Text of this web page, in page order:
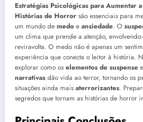
Estratégias Psicológicas para Aumentar
Histórias de Horror são essenciais para
um mundo de medo e ansiedade. O
um clima que prende a atenção,
reviravolta. O medo não é apenas um
experiência que conecta o leitor à história.
explorar como os elementos de suspense
narrativas dão vida ao terror, tornando os
situações ainda mais aterrorizantes.
segredos que tornam as histórias de horror